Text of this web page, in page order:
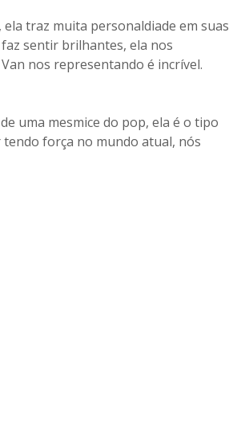
traz muita personaldiade em suas
sentir brilhantes, ela nos
nos representando é incrível.
uma mesmice do pop, ela é o tipo
tendo força no mundo atual, nós